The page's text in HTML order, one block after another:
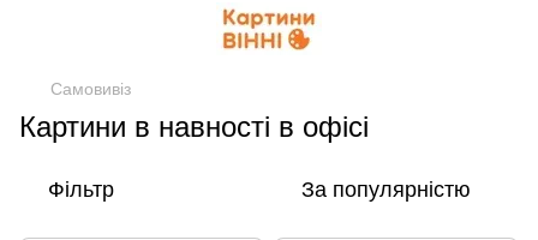
Самовивіз
Картини в навності в офісі
Фільтр За популярністю